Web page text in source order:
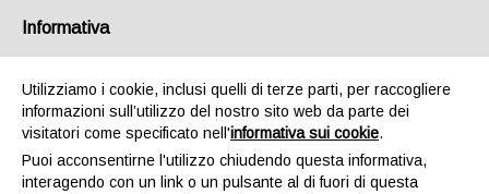
Informativa
Utilizziamo i cookie, inclusi quelli di terze parti, per raccogliere
informazioni sull’utilizzo del nostro sito web da parte dei
visitatori come specificato nell'informativa sui cookie.
Puoi acconsentirne l'utilizzo chiudendo questa informativa,
interagendo con un link o un pulsante al di fuori di questa